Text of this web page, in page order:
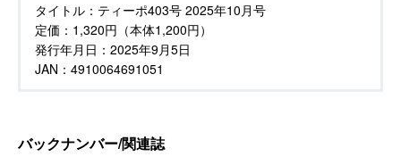
タイトル： ティーポ403号 2025年10月号
定価： 1,320円（本体1,200円）
発行年月日： 2025年9月5日
JAN：4910064691051
バックナンバー/関連誌